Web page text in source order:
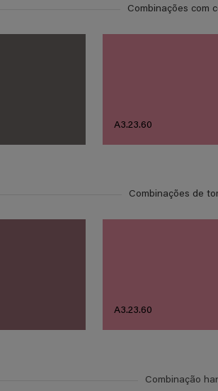
Combinações com
A3.23.60
Combinações de
A3.23.60
Combinação